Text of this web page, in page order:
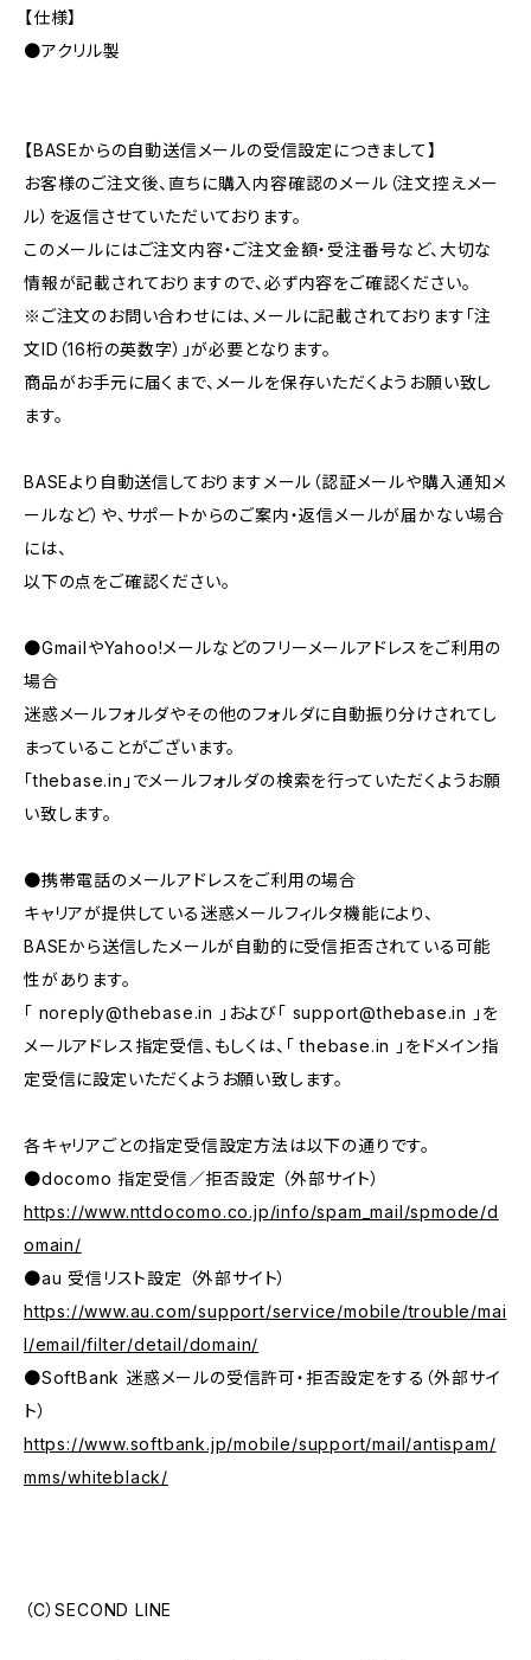
【仕様】
●アクリル製
【BASEからの自動送信メールの受信設定につきまして】
お客様のご注文後、直ちに購入内容確認のメール（注文控えメー
ル）を返信させていただいております。
このメールにはご注文内容・ご注文金額・受注番号など、大切な
情報が記載されておりますので、必ず内容をご確認ください。
※ご注文のお問い合わせには、メールに記載されております「注
文ID（16桁の英数字）」が必要となります。
商品がお手元に届くまで、メールを保存いただくようお願い致し
ます。
BASEより自動送信しておりますメール（認証メールや購入通知メ
ールなど）や、サポートからのご案内・返信メールが届かない場合
には、
以下の点をご確認ください。
●GmailやYahoo!メールなどのフリーメールアドレスをご利用の
場合
迷惑メールフォルダやその他のフォルダに自動振り分けされてし
まっていることがございます。
「thebase.in」でメールフォルダの検索を行っていただくようお願
い致します。
●携帯電話のメールアドレスをご利用の場合
キャリアが提供している迷惑メールフィルタ機能により、
BASEから送信したメールが自動的に受信拒否されている可能
性があります。
「 noreply@thebase.in 」および「 support@thebase.in
」を
メールアドレス指定受信、もしくは、「 thebase.in 」をドメイン指
定受信に設定いただくようお願い致します。
各キャリアごとの指定受信設定方法は以下の通りです。
●docomo 指定受信／拒否設定 （外部サイト）
https://www.nttdocomo.co.jp/info/spam_mail/spmode/d
omain/
●au 受信リスト設定 （外部サイト）
https://www.au.com/support/service/mobile/trouble/mai
l/email/filter/detail/domain/
●SoftBank 迷惑メールの受信許可・拒否設定をする（外部サイ
ト）
https://www.softbank.jp/mobile/support/mail/antispam/
mms/whiteblack/
（C）SECOND LINE